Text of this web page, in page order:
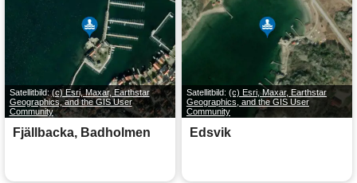
Satellitbild:(c) Esri, Maxar, Earthstar
Geographics, and the GIS User
Community
Fjällbacka, Badholmen
Satellitbild: (c) Esri, Maxar, Earthstar
Geographics, and the GIS User
Community
Edsvik